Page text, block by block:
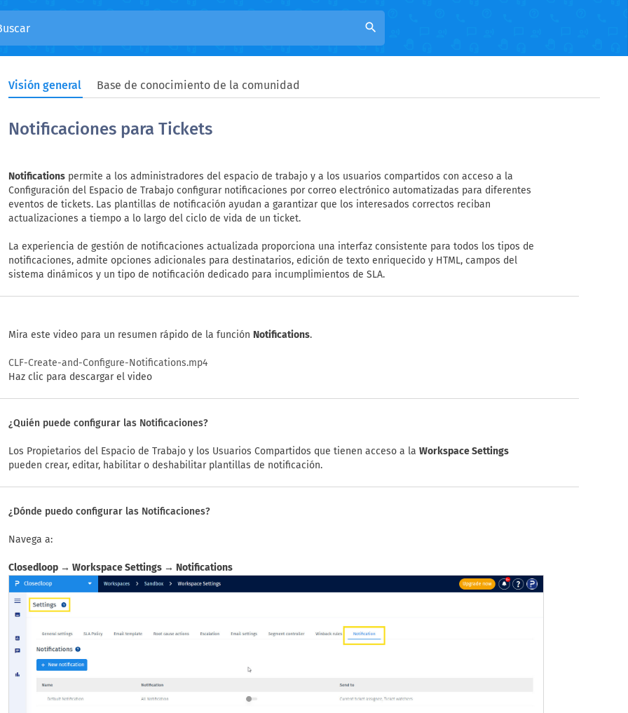
search
Visión general Base de conocimiento de la comunidad
Notificaciones para Tickets
Notifications permite a los administradores del espacio de trabajo y a los usuarios compartidos con acceso a la
Configuración del Espacio de Trabajo configurar notificaciones por correo electrónico automatizadas para diferentes
eventos de tickets. Las plantillas de notificación ayudan a garantizar que los interesados correctos reciban
actualizaciones a tiempo a lo largo del ciclo de vida de un ticket.
La experiencia de gestión de notificaciones actualizada proporciona una interfaz consistente para todos los tipos de
notificaciones, admite opciones adicionales para destinatarios, edición de texto enriquecido y HTML, campos del
sistema dinámicos y un tipo de notificación dedicado para incumplimientos de SLA.
Mira este video para un resumen rápido de la función Notifications.
CLF-Create-and-Configure-Notifications.mp4
Haz clic para descargar el video
¿Quién puede configurar las Notificaciones?
Los Propietarios del Espacio de Trabajo y los Usuarios Compartidos que tienen acceso a la Workspace Settings
pueden crear, editar, habilitar o deshabilitar plantillas de notificación.
¿Dónde puedo configurar las Notificaciones?
Navega a:
Closedloop → Workspace Settings → Notifications